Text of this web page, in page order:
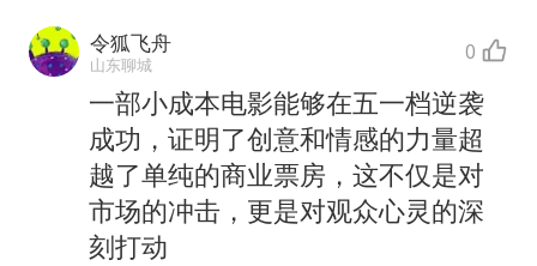
令狐飞舟
山东聊城 0
一部小成本电影能够在五一档逆袭
成功，证明了创意和情感的力量超
越了单纯的商业票房，这不仅是对
市场的冲击，更是对观众心灵的深
刻打动